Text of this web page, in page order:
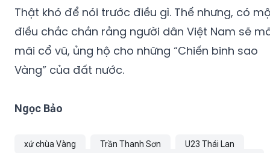
Thật khó để nói trước điều gì. Thế nhưng, có
điều chắc chắn rằng người dân Việt Nam sẽ
mãi cổ vũ, ủng hộ cho những “Chiến binh sao
Vàng” của đất nước.
Ngọc Bảo
xứ chùa Vàng Trần Thanh Sơn
U23 Thái Lan